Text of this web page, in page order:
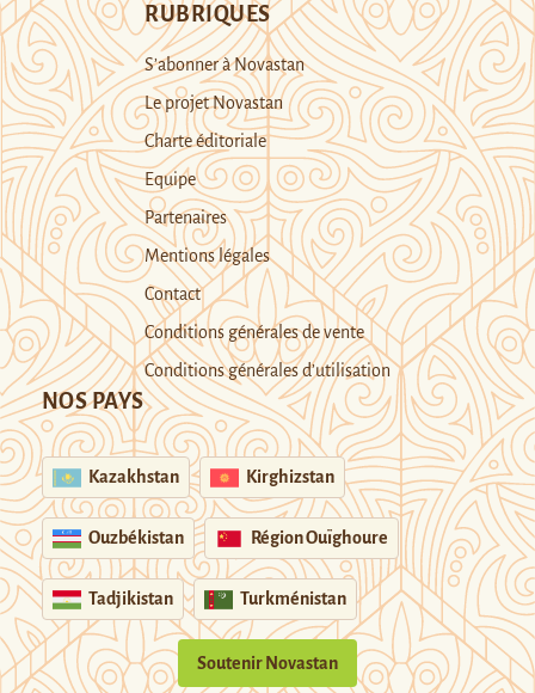
RUBRIQUES
S’abonner à Novastan
Le projet Novastan
Charte éditoriale
Equipe
Partenaires
Mentions légales
Contact
Conditions générales de vente
Conditions générales d’utilisation
NOS PAYS
Kazakhstan Kirghizstan
Ouzbékistan Région Ouïghoure
Tadjikistan Turkménistan
Soutenir Novastan